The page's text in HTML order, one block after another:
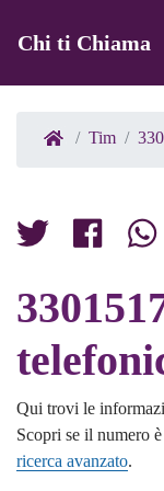
Chi ti Chiama
Tim 330
Qui trovi le
Scopri se il numero
ricerca avanzato.